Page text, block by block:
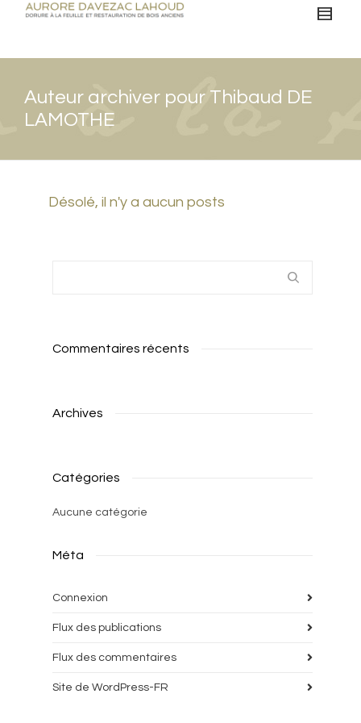
Auteur archiver pour Thibaud DE
LAMOTHE
Désolé, il n'y a aucun posts
Commentaires récents
Archives
Catégories
Aucune catégorie
Méta
Connexion
Flux des publications
Flux des commentaires
Site de WordPress-FR